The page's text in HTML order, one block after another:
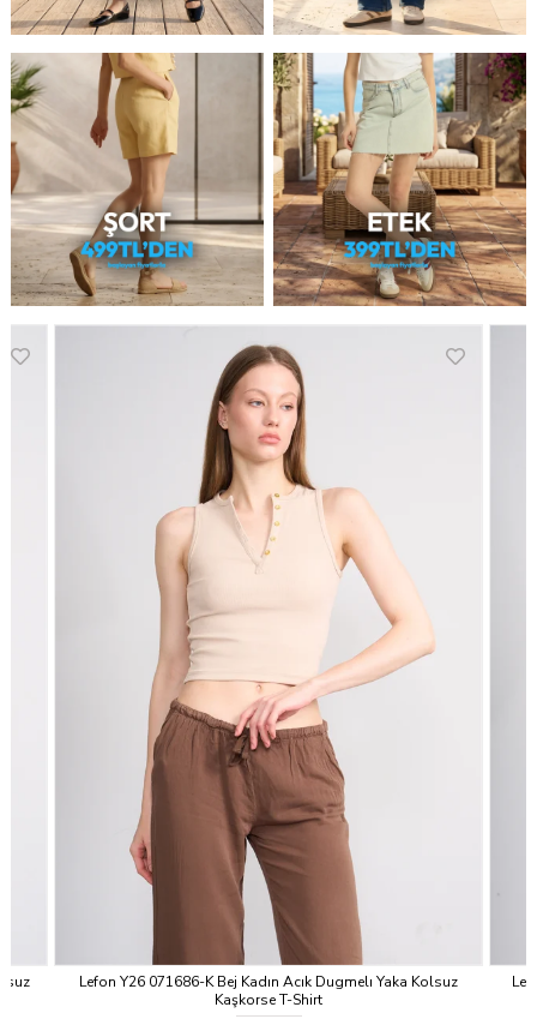
Lefon Y26 071686-K Bej Kadın Acık Dugmelı Yaka Kolsuz
Kaşkorse T-Shirt